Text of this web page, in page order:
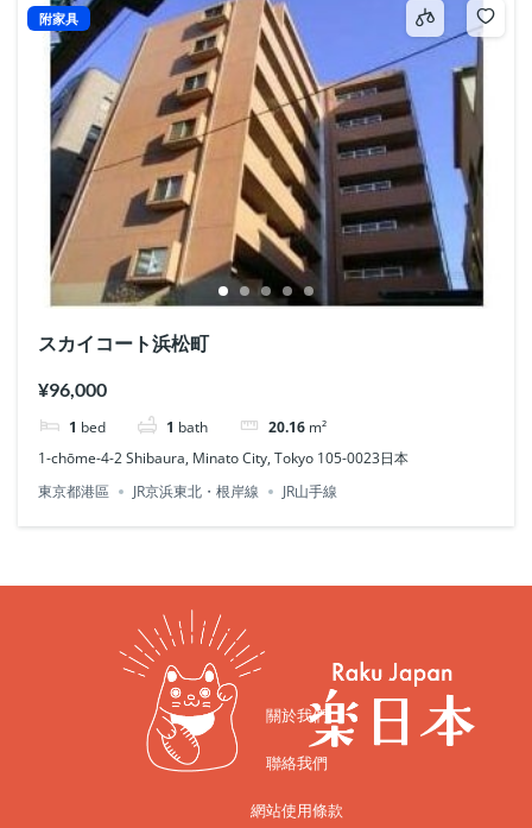
附家具
スカイコート浜松町
¥96,000
1 bed 1 bath 20.16 m²
1-chōme-4-2 Shibaura, Minato City, Tokyo 105-0023日本
東京都港區
JR京浜東北・根岸線 JR山手線
關於我們
聯絡我們
網站使用條款